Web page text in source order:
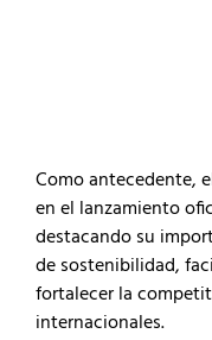
Como antecedente,
en el lanzamiento
destacando su
de sostenibilidad,
fortalecer la
internacionales.